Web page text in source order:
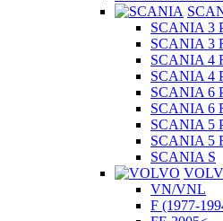
SCANIA 3
SCANIA 3
SCANIA 4
SCANIA 4
SCANIA 6
SCANIA 6
SCANIA 5
SCANIA 5
SCANIA S
VN/VNL
F (1977-